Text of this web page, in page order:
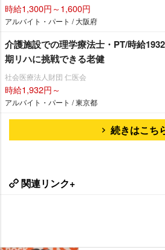
時給1,300円～1,600円
アルバイト・パート / 大阪府
介護施設での理学療法士・PT/時給
期リハに挑戦できる老健
社会医療法人財団 仁医会
時給1,932円～
アルバイト・パート / 東京都
続きはこち
関連リンク+